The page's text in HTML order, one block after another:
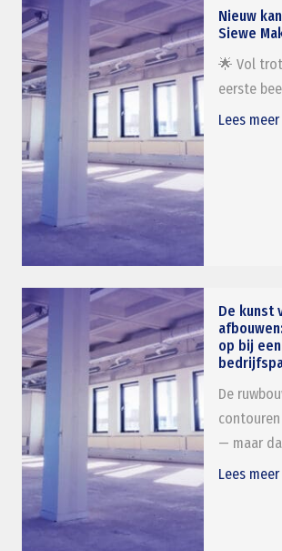
Nieuw
Siewe
🌟 Vol
eerste
Lees meer
De kunst
op bij een
De
— maar
Lees meer